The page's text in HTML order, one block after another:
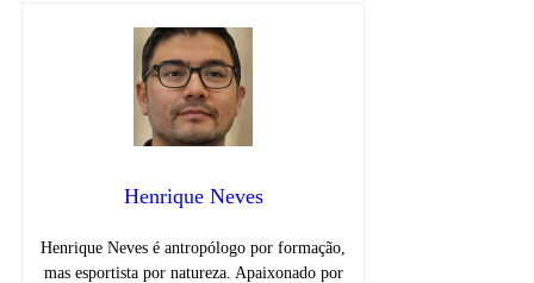
Henrique Neves
Henrique Neves é antropólogo por formação,
mas esportista por natureza. Apaixonado por